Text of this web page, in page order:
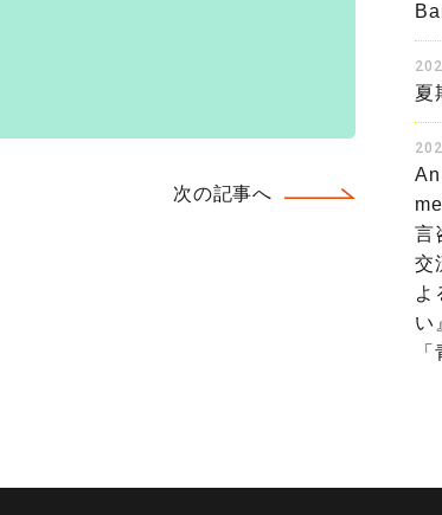
次の記事へ
夏
言
交
よ
い